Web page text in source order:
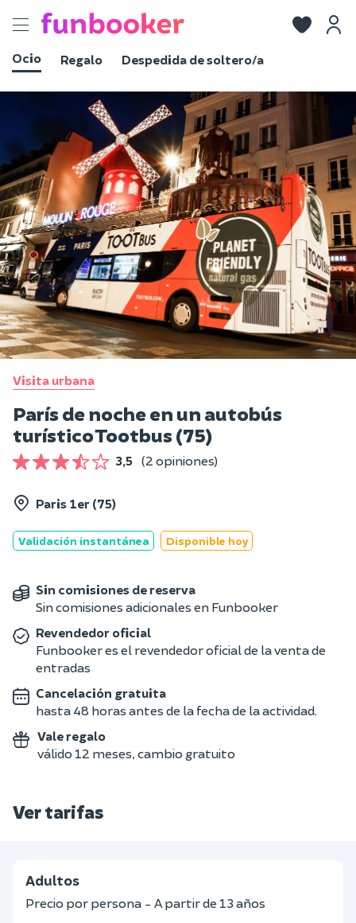
Toggle
Ocio
Regalo Despedida de soltero/a
Ver fotos
Visita urbana
París de noche en un autobús
turístico Tootbus (75)
3,5 (2 opiniones)
Paris 1er (75)
Validación instantánea Disponible hoy
Sin comisiones de reserva
Sin comisiones adicionales en Funbooker
Revendedor oficial
Funbooker es el revendedor oficial de la venta de
entradas
Cancelación gratuita
hasta 48 horas antes de la fecha de la actividad.
Vale regalo
válido 12 meses, cambio gratuito
Ver tarifas
Adultos
Precio por persona - A partir de 13 años